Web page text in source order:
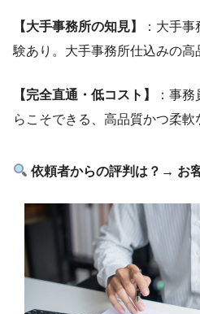
【大手事務所の知見】
：大手
験あり。大手事務所仕込みの高
【完全直通・低コスト】
：事
らこそできる、高品質かつ柔軟
依頼者からの評判は？→ お